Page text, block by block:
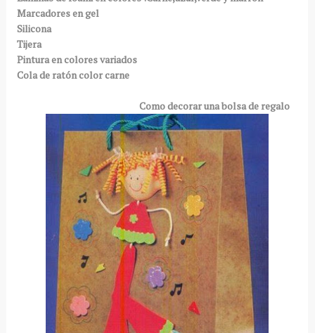
Marcadores en gel
Silicona
Tijera
Pintura en colores variados
Cola de ratón color carne
Como decorar una bolsa de regalo